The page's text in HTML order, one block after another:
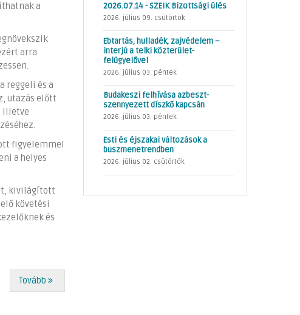
a
arra
reggeli és a
utazás előtt
illetve
figyelemmel
a helyes
kivilágított
követési
és
Tovább
2026.07.14 - SZEIK Bizottsági ülés
2026. július 09. csütörtök
Ebtartás, hulladék, zajvédelem –
interjú a telki közterület-
felügyelővel
2026. július 03. péntek
Budakeszi felhívása azbeszt-
szennyezett díszkő kapcsán
2026. július 03. péntek
Esti és éjszakai változások a
buszmenetrendben
2026. július 02. csütörtök